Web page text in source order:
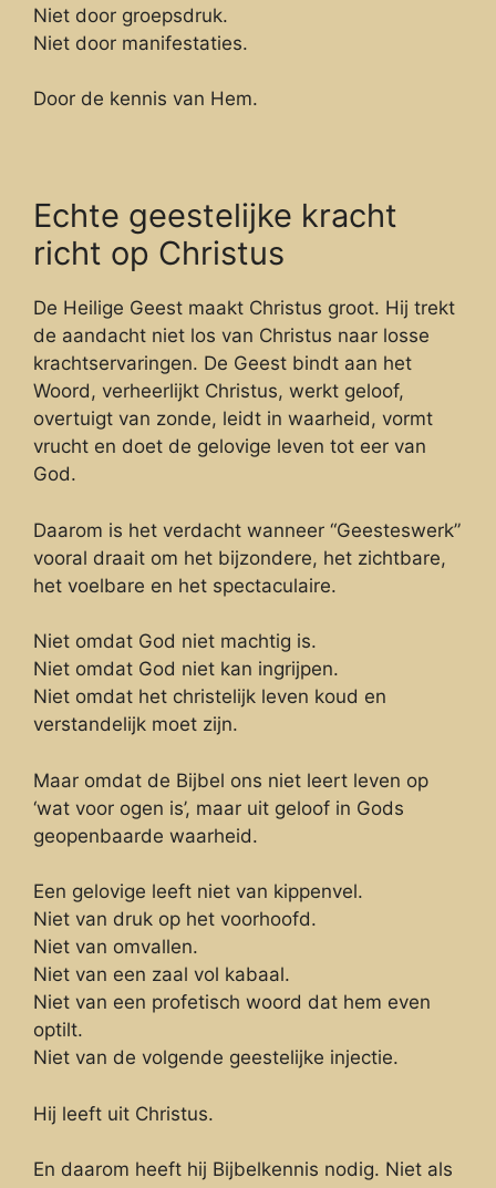
Niet door groepsdruk.
Niet door manifestaties.
Door de kennis van Hem.
Echte geestelijke kracht
richt op Christus
De Heilige Geest maakt Christus groot. Hij trekt
de aandacht niet los van Christus naar losse
krachtservaringen. De Geest bindt aan het
Woord, verheerlijkt Christus, werkt geloof,
overtuigt van zonde, leidt in waarheid, vormt
vrucht en doet de gelovige leven tot eer van
God.
Daarom is het verdacht wanneer “Geesteswerk”
vooral draait om het bijzondere, het zichtbare,
het voelbare en het spectaculaire.
Niet omdat God niet machtig is.
Niet omdat God niet kan ingrijpen.
Niet omdat het christelijk leven koud en
verstandelijk moet zijn.
Maar omdat de Bijbel ons niet leert leven op
‘wat voor ogen is’, maar uit geloof in Gods
geopenbaarde waarheid.
Een gelovige leeft niet van kippenvel.
Niet van druk op het voorhoofd.
Niet van omvallen.
Niet van een zaal vol kabaal.
Niet van een profetisch woord dat hem even
optilt.
Niet van de volgende geestelijke injectie.
Hij leeft uit Christus.
En daarom heeft hij Bijbelkennis nodig. Niet als